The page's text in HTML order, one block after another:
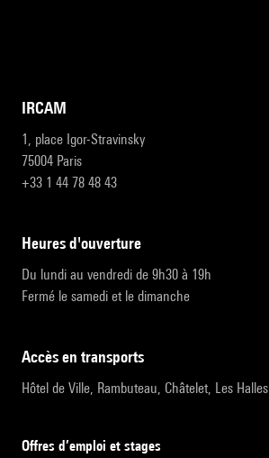
IRCAM
1, place Igor-Stravinsky
75004 Paris
+33 1 44 78 48 43
heures d'ouverture
Du lundi au vendredi de 9h30 à 19h
Fermé le samedi et le dimanche
accès en transports
Hôtel de Ville, Rambuteau, Châtelet, Les Halles
Offres d’emploi et stages